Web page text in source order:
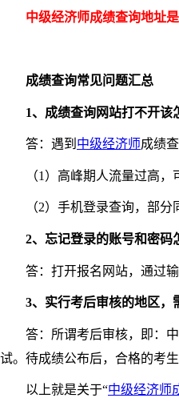
中级经济师成绩查询地址是
成绩查询常见问题汇总
1、成绩查询网站打不开该
答：遇到 中级经济师成绩
（1）高峰期人流量过高，可
（2）手机登录查询，部分同
2、忘记登录的账号和密码
答：打开报名网站，通过输
3、实行考后审核的地区，
答：所谓考后审核，即：中
试。待成绩公布后，合格的考
以上就是关于“中级经济师